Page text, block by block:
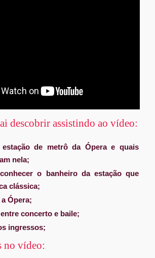
descobrir assistindo ao vídeo:
de metrô da Ópera e quais
nela;
o banheiro da estação que
clássica;
Ópera;
concerto e baile;
ingressos;
no vídeo: